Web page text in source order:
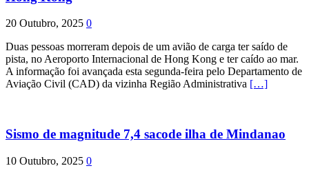
20 Outubro, 2025 0
Duas pessoas morreram depois de um avião de carga ter saído de
pista, no Aeroporto Internacional de Hong Kong e ter caído ao mar.
A informação foi avançada esta segunda-feira pelo Departamento de
Aviação Civil (CAD) da vizinha Região Administrativa […]
Sismo de magnitude 7,4 sacode ilha de Mindanao
10 Outubro, 2025 0